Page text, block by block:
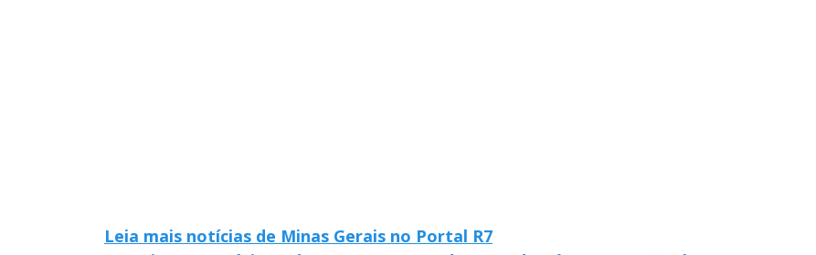
Leia mais notícias de Minas Gerais no Portal R7